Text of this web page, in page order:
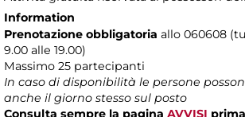
Information
Prenotazione obbligatoria allo 060608
9.00 alle 19.00)
Massimo 25 partecipanti
In caso di disponibilità le persone
anche il giorno stesso sul posto
Consulta sempre la pagina AVVISI